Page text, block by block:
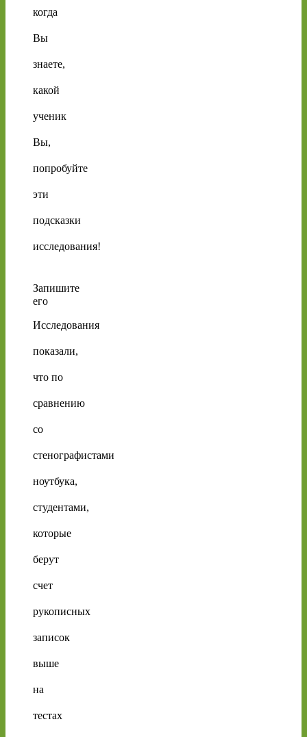
когда
Вы
знаете,
какой
ученик
Вы,
попробуйте
эти
подсказки
исследования!
Запишите
его
Исследования
показали,
что по
сравнению
со
стенографистами
ноутбука,
студентами,
которые
берут
счет
рукописных
записок
выше
на
тестах